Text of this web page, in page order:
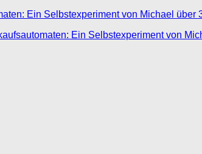
Ein Selbstexperiment von Michael über
Ein Selbstexperiment von